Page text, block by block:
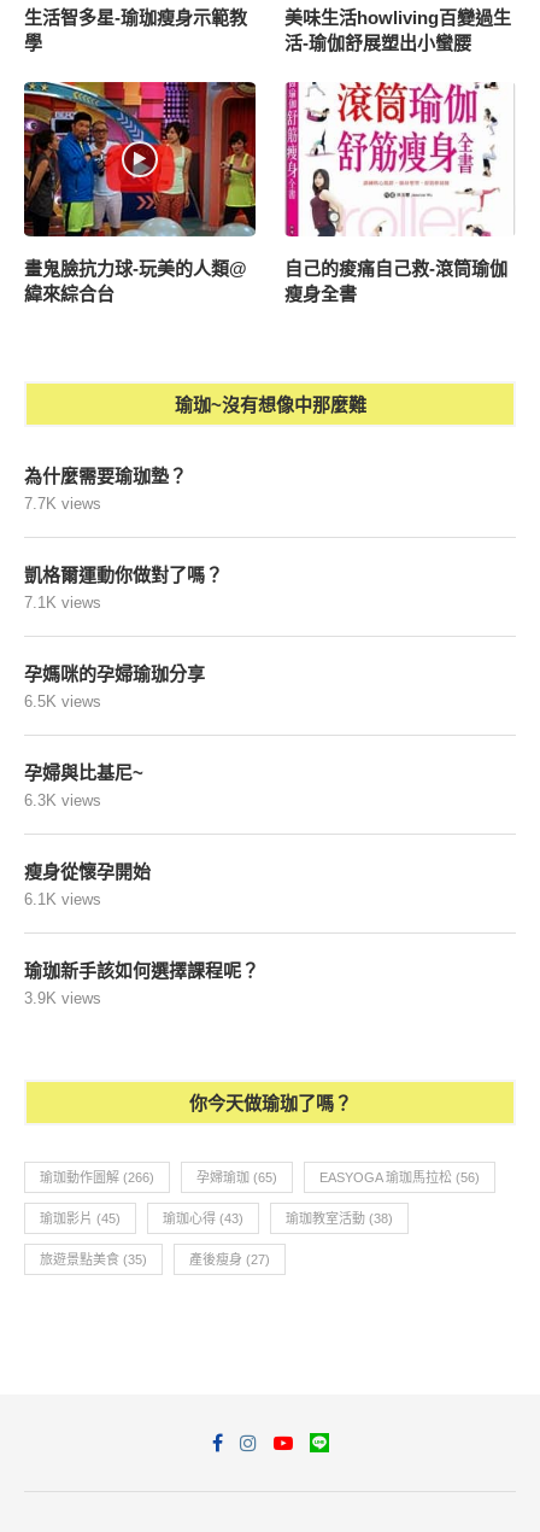
生活智多星-瑜珈瘦身示範教
學
美味生活howliving百變過生
活-瑜伽舒展塑出小蠻腰
畫鬼臉抗力球-玩美的人類@
緯來綜合台
自己的痠痛自己救-滾筒瑜伽
瘦身全書
瑜珈~沒有想像中那麼難
為什麼需要瑜珈墊？
7.7K views
凱格爾運動你做對了嗎？
7.1K views
孕媽咪的孕婦瑜珈分享
6.5K views
孕婦與比基尼~
6.3K views
瘦身從懷孕開始
6.1K views
瑜珈新手該如何選擇課程呢？
3.9K views
你今天做瑜珈了嗎？
瑜珈動作圖解 (266) 孕婦瑜珈 (65) EASYOGA 瑜珈馬拉松 (56)
瑜珈影片 (45) 瑜珈心得 (43) 瑜珈教室活動 (38)
旅遊景點美食 (35) 產後瘦身 (27)